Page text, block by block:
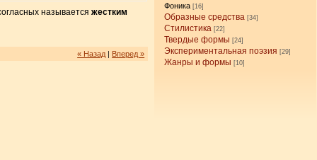
Фоника [16]
Образные средства [34]
Стилистика [22]
Твердые формы [24]
Экспериментальная поэзия [29]
Жанры и формы [10]
называется жестким
« Назад | Вперед »